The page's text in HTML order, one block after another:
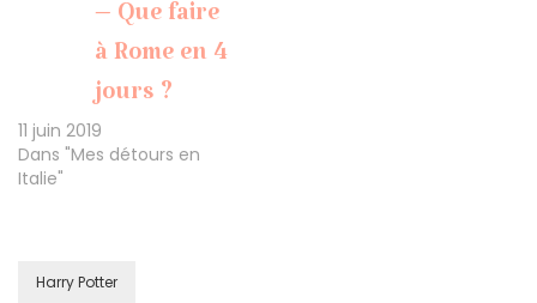
– Que faire
à Rome en 4
jours ?
11 juin 2019
Dans "Mes détours en
Italie"
Harry Potter